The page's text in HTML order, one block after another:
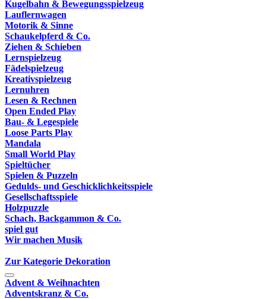
Kugelbahn & Bewegungsspielzeug
Lauflernwagen
Motorik & Sinne
Schaukelpferd & Co.
Ziehen & Schieben
Lernspielzeug
Fädelspielzeug
Kreativspielzeug
Lernuhren
Lesen & Rechnen
Open Ended Play
Bau- & Legespiele
Loose Parts Play
Mandala
Small World Play
Spieltücher
Spielen & Puzzeln
Gedulds- und Geschicklichkeitsspiele
Gesellschaftsspiele
Holzpuzzle
Schach, Backgammon & Co.
spiel gut
Wir machen Musik
Zur Kategorie Dekoration
Advent & Weihnachten
Adventskranz & Co.